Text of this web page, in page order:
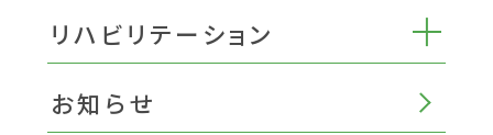
リハビリテーション
お知らせ